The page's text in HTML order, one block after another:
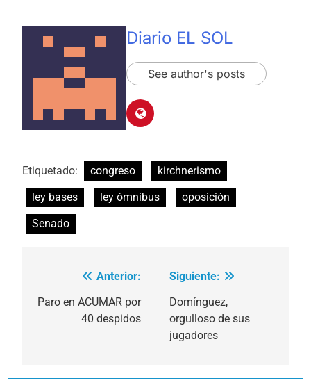
Diario EL SOL
See author's posts
Etiquetado: congreso
kirchnerismo
ley bases
ley ómnibus
oposición
Senado
Navegación
de
Anterior:
Paro en ACUMAR por
40 despidos
Siguiente:
Domínguez,
orgulloso de sus
jugadores